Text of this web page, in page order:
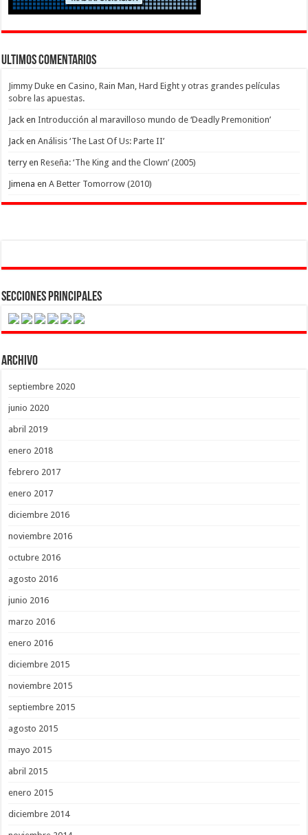
Ultimos Comentarios
Jimmy Duke enCasino, Rain Man, Hard Eight y otras grandes películas
sobre las apuestas.
Jack enIntroducción al maravilloso mundo de ‘Deadly Premonition’
Jack enAnálisis ‘The Last Of Us: Parte II’
terryenReseña: ‘The King and the Clown’ (2005)
Jimena enA Better Tomorrow (2010)
Secciones Principales
Archivo
septiembre 2020
junio 2020
abril 2019
enero 2018
febrero 2017
enero 2017
diciembre 2016
noviembre 2016
octubre 2016
agosto 2016
junio 2016
marzo 2016
enero 2016
diciembre 2015
noviembre 2015
septiembre 2015
agosto 2015
mayo 2015
abril 2015
enero 2015
diciembre 2014